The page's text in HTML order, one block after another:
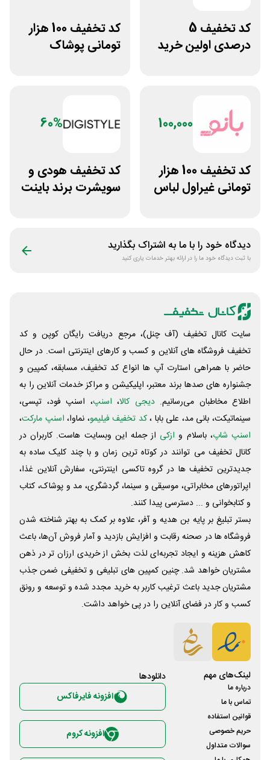
کد تخفیف 5
درصدی اولین خرید
کد تخفیف 100 هزار
تومانی پوشاک
100,000
کد تخفیف 100 هزار
تومانی غیراول لباس
60%
کد تخفیف هودی و
سویشرت برند باینت
دیدگاه خود را با ما به اشتراک بگذارید
با ثبت دیدگاه خود ما را در ارائه بهتر خدمات یاری کنید
سایت کانال تخفیف (آف چنل)، مرجع دریافت رایگان کوپن و کد
تخفیف فروشگاه های آنلاین و کسب و‌ کارهای اینترنتی است. در حال
حاضر با همراهی استارت آپ ها انواع کد تخفیف، مسابقه، کمپین و
جشنواره های صدها برند معتبر، اپلیکیشن و مراکز خدمات آنلاین را به
اطلاع مخاطبان می‌رسانیم. دیجی کالا، اسنپ، اسنپ فود، تپسی،
سینماتیکت، بانی مد، علی‌ بابا ،کد تخفیف فیلیمو، نماوا، اسنپ مارکت،
اسنپ شاپ، باسلام و ازکی از جمله این وبسایت ‌هاست. کاربران در
کانال تخفیف می توانند در کوتاه ترین زمان و با چند کلیک ساده به
جدیدترین تخفیف ها در گروه تاکسی اینترنتی، سفارش آنلاین غذا،
اپراتورهای مخابراتی، موسیقی و سینما، گردشگری، مد و پوشاک، کتاب
و کتابخوانی و ... دسترسی پیدا کنند.
بستر تبلیغ بر پایه بن هدیه و آفر، علاوه بر کمک به بهتر شناخته شدن
فروشگاه ها در صحنه رقابت و افزایش بازدید و آمار فروش آن‌ها، باعث
کاهش هزینه و ایجاد تجربه‌ای لذت بخش از خریدی ارزان تر در ذهن
مشتریان خواهد شد. چنین کمپین های تبلیغی و تخفیفی ضمن جذب
مشتریان جدید باعث ترغیب کاربر به خرید مجدد شده و توسعه و رونق
کسب و کار در فضای آنلاین را در پی خواهد داشت.
لینک‌های مهم
درباره ما
تماس با ما
قوانین استفاده
حریم خصوصی
سوالات متداول
دانلود‌ها
افزونه فایرفاکس
افزونه کروم